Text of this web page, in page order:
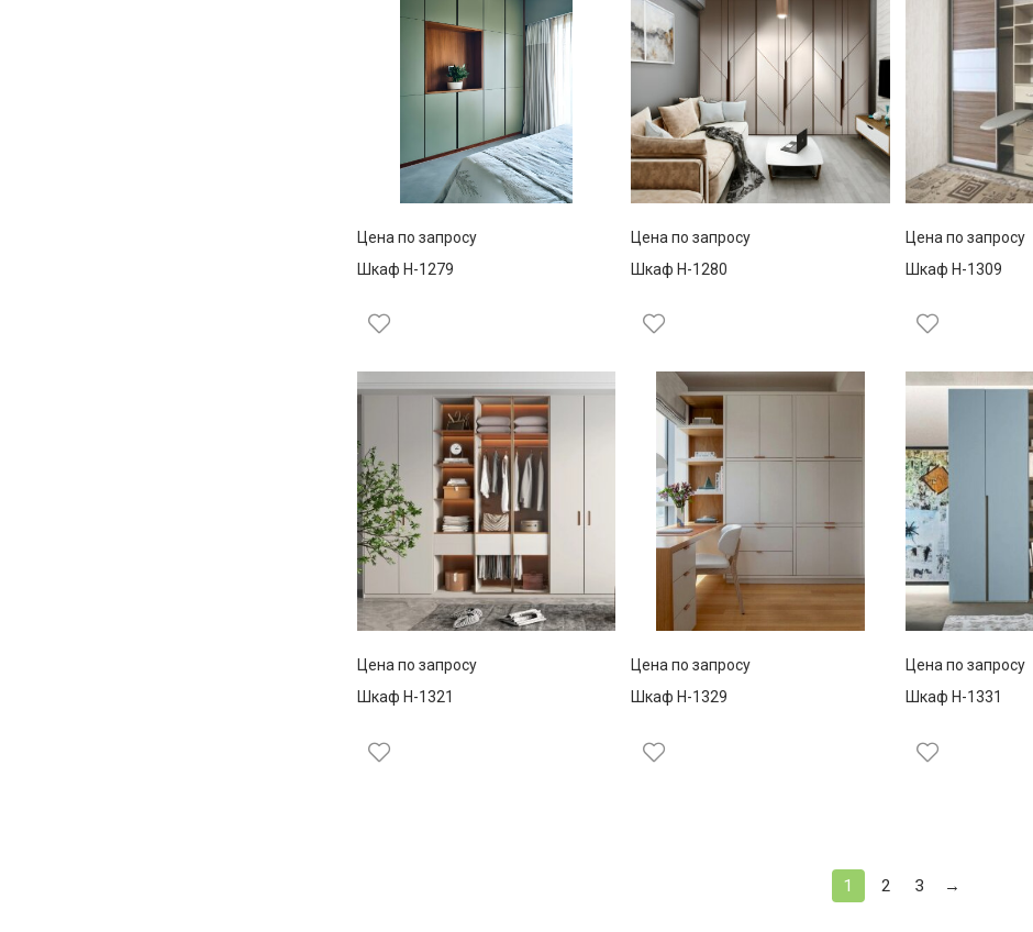
Цена по запросу
Шкаф Н-1279
Цена по запросу
Шкаф Н-1280
Цена по запросу
Шкаф Н-1309
Цена по запросу
Шкаф Н-1321
Цена по запросу
Шкаф Н-1329
Цена по запросу
Шкаф Н-1331
1 2 3 →